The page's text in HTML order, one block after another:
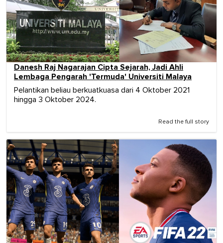
Danesh Raj Nagarajan Cipta Sejarah, Jadi Ahli
Lembaga Pengarah 'Termuda' Universiti Malaya
Pelantikan beliau berkuatkuasa dari 4 Oktober 2021
hingga 3 Oktober 2024.
Read the full story